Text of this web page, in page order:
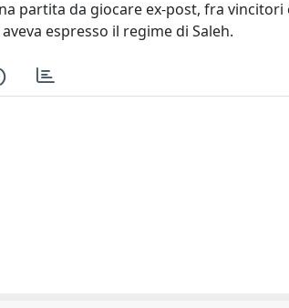
partita da giocare ex-post, fra vincitori
espresso il regime di Saleh.